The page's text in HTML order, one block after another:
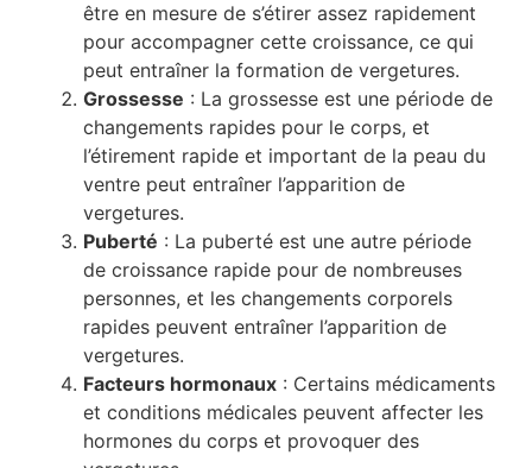
être en mesure de s’étirer assez rapidement
pour accompagner cette croissance, ce qui
peut entraîner la formation de vergetures.
Grossesse : La grossesse est une période de
changements rapides pour le corps, et
l’étirement rapide et important de la peau du
ventre peut entraîner l’apparition de
vergetures.
Puberté : La puberté est une autre période
de croissance rapide pour de nombreuses
personnes, et les changements corporels
rapides peuvent entraîner l’apparition de
vergetures.
Facteurs hormonaux : Certains médicaments
et conditions médicales peuvent affecter les
hormones du corps et provoquer des